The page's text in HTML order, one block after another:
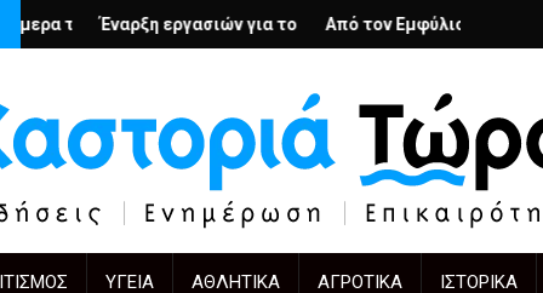
Ο Άρμιν Βέγκνερ απέναντι στη λήθη
για το Κέντρο Ημέρας Ολικής Φροντίδας στην Καστοριά
Από τον Εμφύλιο στην Πόλωση: το ίδιο έργο,
KIFF 51: Η εικόνα μετά
ΥΓΕΊΑ ΑΘΛΗΤΙΚΆ ΑΓΡΟΤΙΚΆ ΙΣΤΟΡΙΚΆ